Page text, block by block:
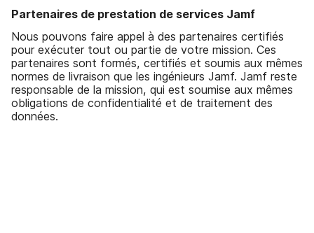
Partenaires de prestation de services Jamf
Nous pouvons faire appel à des partenaires certifiés
pour exécuter tout ou partie de votre mission. Ces
partenaires sont formés, certifiés et soumis aux mêmes
normes de livraison que les ingénieurs Jamf. Jamf reste
responsable de la mission, qui est soumise aux mêmes
obligations de confidentialité et de traitement des
données.